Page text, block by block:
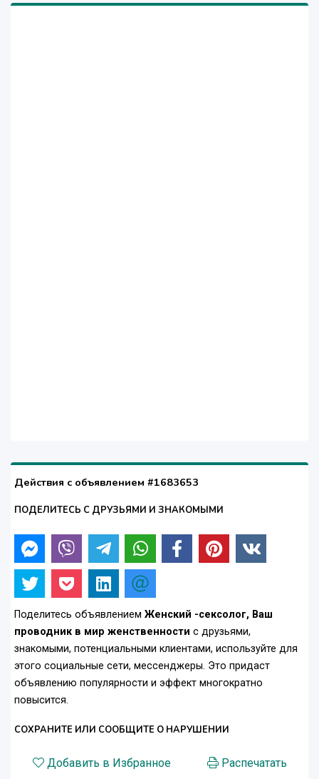
Действия с объявлением #1683653
ПОДЕЛИТЕСЬ С ДРУЗЬЯМИ И ЗНАКОМЫМИ
Поделитесь объявлением Женский -сексолог, Ваш
проводник в мир женственности с друзьями,
знакомыми, потенциальными клиентами, используйте для
этого социальные сети, мессенджеры. Это придаст
объявлению популярности и эффект многократно
повысится.
СОХРАНИТЕ ИЛИ СООБЩИТЕ О НАРУШЕНИИ
Добавить в Избранное
Распечатать